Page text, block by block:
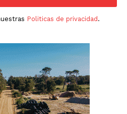
Politicas de privacidad.